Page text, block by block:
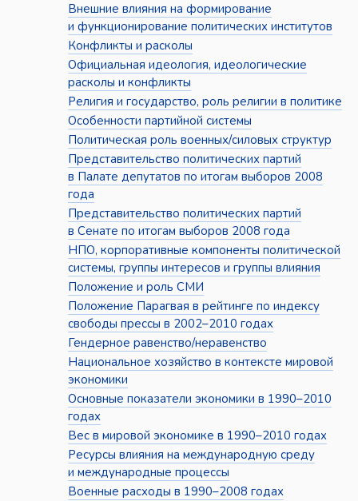
Внешние влияния на формирование
и функционирование политических институтов
Конфликты и расколы
Официальная идеология, идеологические
расколы и конфликты
Религия и государство, роль религии в политике
Особенности партийной системы
Политическая роль военных/силовых структур
Представительство политических партий
в Палате депутатов по итогам выборов 2008
года
Представительство политических партий
в Сенате по итогам выборов 2008 года
НПО, корпоративные компоненты политической
системы, группы интересов и группы влияния
Положение и роль СМИ
Положение Парагвая в рейтинге по индексу
свободы прессы в 2002–2010 годах
Гендерное равенство/неравенство
Национальное хозяйство в контексте мировой
экономики
Основные показатели экономики в 1990–2010
годах
Вес в мировой экономике в 1990–2010 годах
Ресурсы влияния на международную среду
и международные процессы
Военные расходы в 1990–2008 годах